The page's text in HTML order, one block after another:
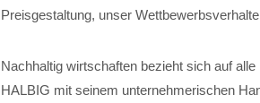
Preisgestaltung, unser
Nachhaltig wirtschaften bezieht sich auf
HALBIG mit seinem unternehmerischen